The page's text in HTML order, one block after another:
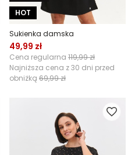
HOT
Sukienka damska
49,99 zł
Cena regularna 119,99 zł
Najniższa cena z 30 dni przed
obniżką 69,99 zł